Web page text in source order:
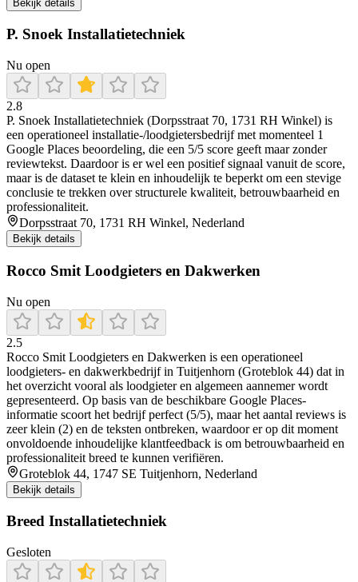
Bekijk details
P. Snoek Installatietechniek
Nu open
2.8
P. Snoek Installatietechniek (Dorpsstraat 70, 1731 RH Winkel) is
een operationeel installatie-/loodgietersbedrijf met momenteel 1
Google Places beoordeling, die een 5/5 score geeft maar zonder
reviewtekst. Daardoor is er wel een positief signaal vanuit de score,
maar is de dataset te klein en inhoudelijk te beperkt om een stevige
conclusie te trekken over structurele kwaliteit, betrouwbaarheid en
professionaliteit.
Dorpsstraat 70, 1731 RH Winkel, Nederland
Bekijk details
Rocco Smit Loodgieters en Dakwerken
Nu open
2.5
Rocco Smit Loodgieters en Dakwerken is een operationeel
loodgieters- en dakwerkbedrijf in Tuitjenhorn (Groteblok 44) dat in
het overzicht vooral als loodgieter en algemeen aannemer wordt
gepresenteerd. Op basis van de beschikbare Google Places-
informatie scoort het bedrijf perfect (5/5), maar het aantal reviews is
zeer klein (2) en de teksten ontbreken, waardoor er op dit moment
onvoldoende inhoudelijke klantfeedback is om betrouwbaarheid en
professionaliteit breed te kunnen verifiëren.
Groteblok 44, 1747 SE Tuitjenhorn, Nederland
Bekijk details
Breed Installatietechniek
Gesloten